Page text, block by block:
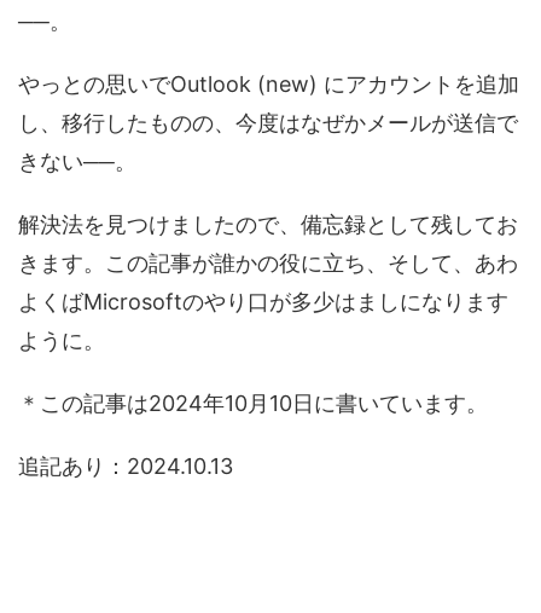
──。
やっとの思いでOutlook (new) にアカウントを追加
し、移行したものの、今度はなぜかメールが送信で
きない──。
解決法を見つけましたので、備忘録として残してお
きます。この記事が誰かの役に立ち、そして、あわ
よくばMicrosoftのやり口が多少はましになります
ように。
＊この記事は2024年10月10日に書いています。
追記あり：2024.10.13